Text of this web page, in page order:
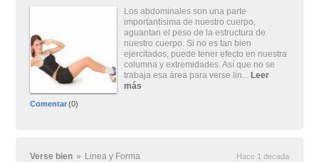
Los abdominales son una parte
importantísima de nuestro cuerpo,
aguantan el peso de la estructura de
nuestro cuerpo. Si no es tan bien
ejercitados, puede tener efecto en nuestra
columna y extremidades. Así que no se
trabaja esa área para verse lin... Leer
más
Comentar(0)
Verse bien » Linea y Forma Hace 1 decada